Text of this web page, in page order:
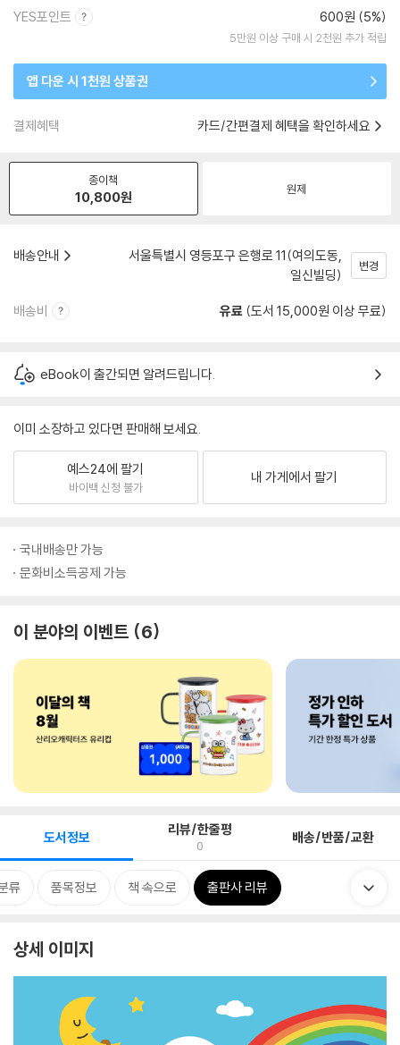
YES포인트 600원 (5%)
5만원 이상 구매 시 2천원 추가 적립
앱 다운 시 1천원 상품권
결제혜택 카드/간편결제 혜택을 확인하세요
종이책
10,800원 원제
배송안내
서울특별시 영등포구 은행로 11(여의도동,
일신빌딩)
변경
배송비 유료 (도서 15,000원 이상 무료)
eBook이 출간되면 알려드립니다.
이미 소장하고 있다면 판매해 보세요.
예스24에 팔기
바이백 신청 불가
내 가게에서 팔기
국내배송만 가능
문화비소득공제 가능
이 분야의 이벤트 6
도서정보 리뷰/한줄평
0 배송/반품/교환
류 품목정보 책 속으로 출판사 리뷰
상세 이미지